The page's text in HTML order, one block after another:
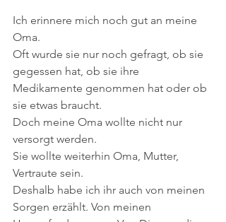
Ich erinnere mich noch gut an meine
Oma.
Oft wurde sie nur noch gefragt, ob sie
gegessen hat, ob sie ihre
Medikamente genommen hat oder ob
sie etwas braucht.
Doch meine Oma wollte nicht nur
versorgt werden.
Sie wollte weiterhin Oma, Mutter,
Vertraute sein.
Deshalb habe ich ihr auch von meinen
Sorgen erzählt. Von meinen